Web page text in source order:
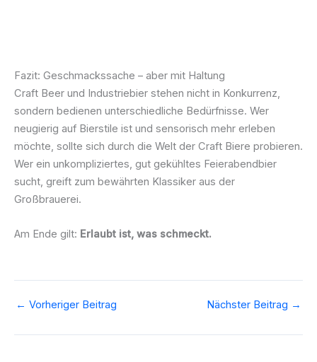
Fazit: Geschmackssache – aber mit Haltung
Craft Beer und Industriebier stehen nicht in Konkurrenz,
sondern bedienen unterschiedliche Bedürfnisse. Wer
neugierig auf Bierstile ist und sensorisch mehr erleben
möchte, sollte sich durch die Welt der Craft Biere probieren.
Wer ein unkompliziertes, gut gekühltes Feierabendbier
sucht, greift zum bewährten Klassiker aus der
Großbrauerei.
Am Ende gilt: Erlaubt ist, was schmeckt.
← Vorheriger Beitrag Nächster Beitrag →